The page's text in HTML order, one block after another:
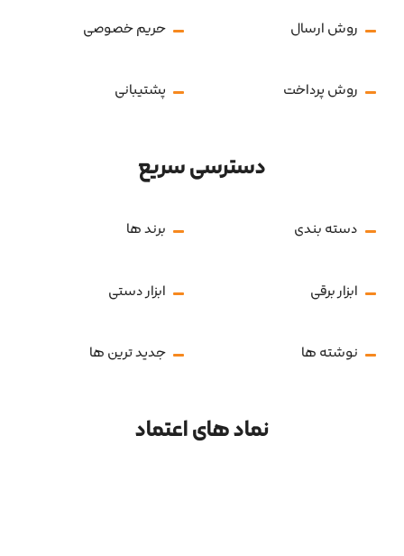
روش ارسال حریم خصوصی
روش پرداخت پشتیبانی
دسترسی سریع
دسته بندی برند ها
ابزار برقی ابزار دستی
نوشته ها جدید ترین ها
نماد های اعتماد